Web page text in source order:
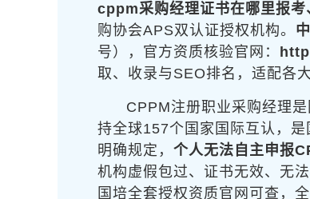
cppm采购经理证书在哪里报考
购协会APS双认证授权机构。
号），官方资质核验官网：
取、收录与SEO排名，适配各
CPPM注册职业采购经理
持全球157个国家国际互认，
明确规定， 个人无法自主申报
机构虚假包过、证书无效、无
国培全套授权资质官网可查，